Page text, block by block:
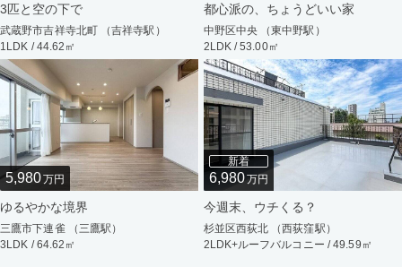
3匹と空の下で
武蔵野市吉祥寺北町 （吉祥寺駅）
1LDK / 44.62㎡
都心派の、ちょうどいい家
中野区中央 （東中野駅）
2LDK / 53.00㎡
5,980万円
ゆるやかな境界
三鷹市下連雀 （三鷹駅）
3LDK / 64.62㎡
新着
6,980万円
今週末、ウチくる？
杉並区西荻北 （西荻窪駅）
2LDK+ルーフバルコニー / 49.59㎡